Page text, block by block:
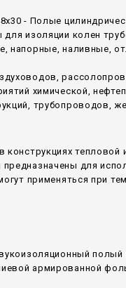
- Полые
изоляции колен
напорные, наливные,
химической,
трубопроводов,
конструкциях
для
применяться при
армированной